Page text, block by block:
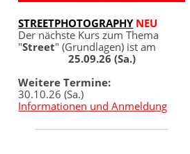
STREETPHOTOGRAPHY NEU
Der nächste Kurs zum Thema
"Street" (Grundlagen) ist am
25.09.26 (Sa.)
Weitere Termine:
30.10.26 (Sa.)
Informationen und Anmeldung